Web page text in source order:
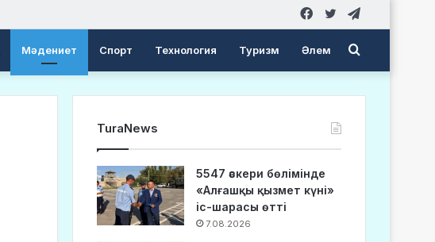
Twitter
Facebook
Мәдениет Спорт Технология Туризм Әлем Search
for
TuraNews
5547 әскери бөлімінде
«Алғашқы қызмет күні»
іс-шарасы өтті
7.08.2026